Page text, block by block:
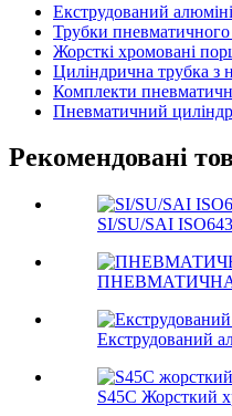
Екструдований
Трубки пневматичного
Жорсткі хромовані
Циліндрична трубка з
Комплекти
Пневматичний циліндр
Рекомендовані
SI/SU/SAI
ПНЕВМАТИЧНА
Екструдований
S45C Жорсткий